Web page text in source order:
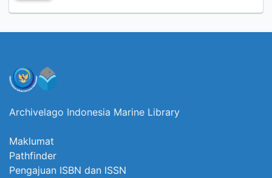
Archivelago Indonesia Marine Library
Maklumat
Pathfinder
Pengajuan ISBN dan ISSN